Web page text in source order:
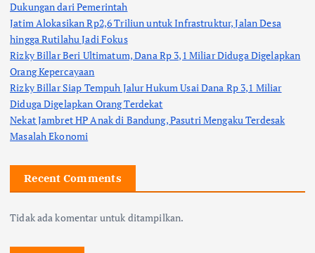
Dukungan dari Pemerintah
Jatim Alokasikan Rp2,6 Triliun untuk Infrastruktur, Jalan Desa
hingga Rutilahu Jadi Fokus
Rizky Billar Beri Ultimatum, Dana Rp 3,1 Miliar Diduga Digelapkan
Orang Kepercayaan
Rizky Billar Siap Tempuh Jalur Hukum Usai Dana Rp 3,1 Miliar
Diduga Digelapkan Orang Terdekat
Nekat Jambret HP Anak di Bandung, Pasutri Mengaku Terdesak
Masalah Ekonomi
Recent Comments
Tidak ada komentar untuk ditampilkan.